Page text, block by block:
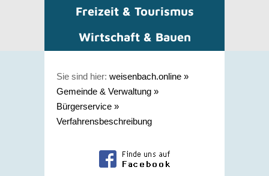
Freizeit & Tourismus
Wirtschaft & Bauen
Sie sind hier: weisenbach.online »
Gemeinde & Verwaltung »
Bürgerservice »
Verfahrensbeschreibung